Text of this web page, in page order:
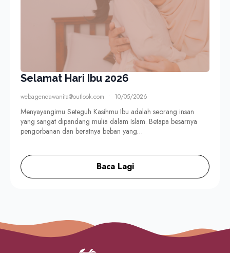
Selamat Hari Ibu 2026
webagendawanita@outlook.com 10/05/2026
Menyayangimu Seteguh Kasihmu Ibu adalah seorang insan
yang sangat dipandang mulia dalam Islam. Betapa besarnya
pengorbanan dan beratnya beban yang…
Baca Lagi